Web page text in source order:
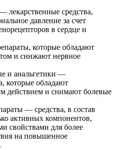
лекарственные средства,
давление за счет
в сердце и
которые обладают
и снижают нервное
и анальгетики —
которые обладают
действием и снимают болевые
— средства, в состав
активных компонентов,
свойствами для более
на повышенное